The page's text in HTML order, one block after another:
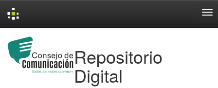
navigation
Repositorio
Digital